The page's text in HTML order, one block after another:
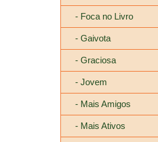
- Foca no Livro
- Gaivota
- Graciosa
- Jovem
- Mais Amigos
- Mais Ativos